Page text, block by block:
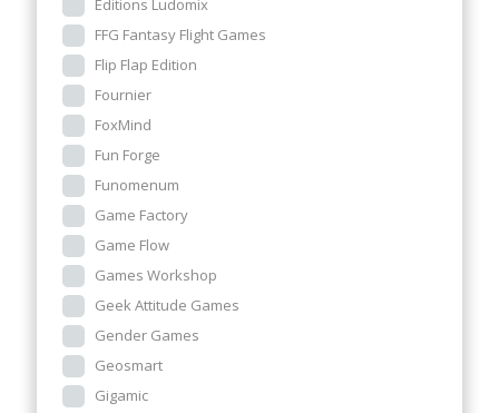
FFG Fantasy Flight Games
Flip Flap Edition
Fournier
FoxMind
Fun Forge
Funomenum
Game Factory
Game Flow
Games Workshop
Geek Attitude Games
Gender Games
Geosmart
Gigamic